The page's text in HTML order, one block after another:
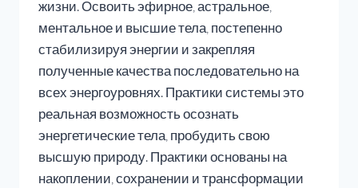
жизни. Освоить эфирное, астральное,
ментальное и высшие тела, постепенно
стабилизируя энергии и закрепляя
полученные качества последовательно на
всех энергоуровнях. Практики системы это
реальная возможность осознать
энергетические тела, пробудить свою
высшую природу. Практики основаны на
накоплении, сохранении и трансформации